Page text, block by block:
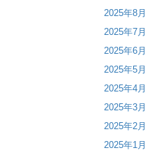
2025年8月
2025年7月
2025年6月
2025年5月
2025年4月
2025年3月
2025年2月
2025年1月